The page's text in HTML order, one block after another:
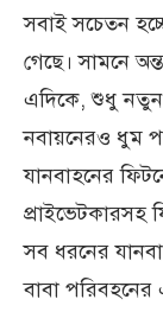
সবাই সচেতন
গেছে। সামনে
এদিকে, শুধু নতুন
নবায়নেরও ধুম
যানবাহনের
প্রাইভেটকারসহ
সব ধরনের
বাবা